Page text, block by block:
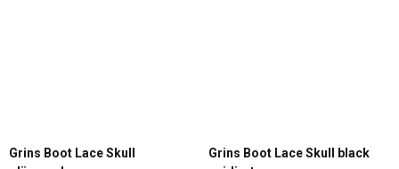
Grins Boot Lace Skull
Grins Boot Lace Skull black